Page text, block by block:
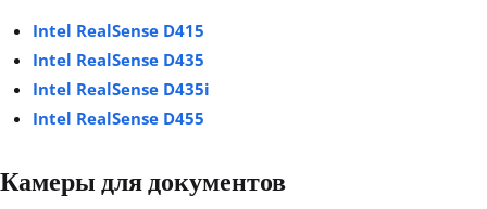
Intel RealSense D415
Intel RealSense D435
Intel RealSense D435i
Intel RealSense D455
Камеры для документов